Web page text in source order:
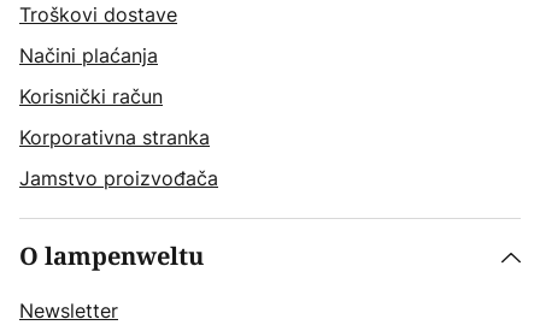
Troškovi dostave
Načini plaćanja
Korisnički račun
Korporativna stranka
Jamstvo proizvođača
O lampenweltu
Newsletter